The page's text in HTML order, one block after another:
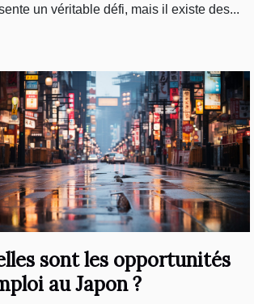
un véritable défi, mais il existe des...
sont les opportunités
au Japon ?